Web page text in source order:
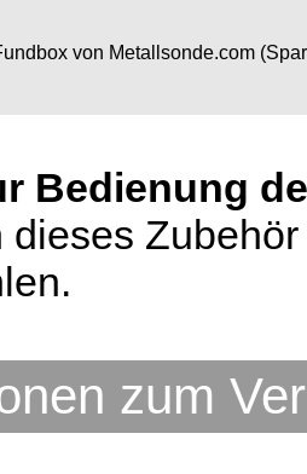
von Metallsonde.com
Bedienung
dieses
zum